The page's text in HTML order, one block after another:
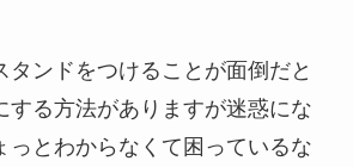
タンドをつけることが面倒だと
する方法がありますが迷惑にな
っとわからなくて困っているな